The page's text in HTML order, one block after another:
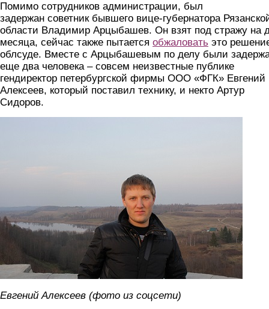
Помимо сотрудников администрации, был
задержан советник бывшего вице-губернатора
области Владимир Арцыбашев. Он взят под стражу на
месяца, сейчас также пытается обжаловать это
облсуде. Вместе с Арцыбашевым по делу были
еще два человека – совсем неизвестные публике
гендиректор петербургской фирмы ООО «ФГК» Евгений
Алексеев, который поставил технику, и некто Артур
Сидоров.
Евгений Алексеев (фото из соцсети)